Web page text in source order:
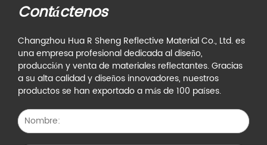
Contáctenos
Changzhou Hua R Sheng Reflective Material Co., Ltd. es
una empresa profesional dedicada al diseño,
producción y venta de materiales reflectantes. Gracias
a su alta calidad y diseños innovadores, nuestros
productos se han exportado a más de 100 países.